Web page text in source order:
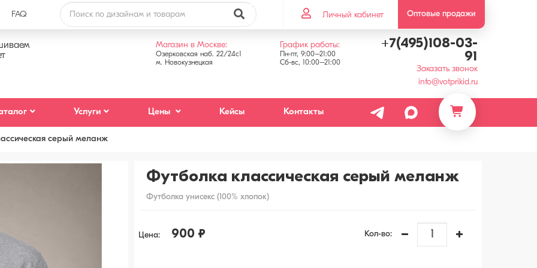
Личный кабинет Оптовые продажи
FAQ
+7(495)108-03-
91
Заказать звонок
info@votprikid.ru
График работы:
Пн-пт, 9:00–21:00
Сб-вс, 10:00–21:00
Магазин в Москве:
Озерковcкая наб. 22/24с1
м. Новокузнецкая
Услуги Цены Кейсы Контакты
серый меланж
Футболка классическая серый меланж
Футболка унисекс (100% хлопок)
Цена: 900 ₽ Кол-во:
обсудить детали
звонка
персональных данных
Отправить Закрыть